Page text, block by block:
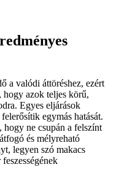
a valódi áttöréshez, ezért
azok teljes körű,
Egyes eljárások
egymás hatását.
hogy ne csupán a felszínt
és mélyreható
legyen szó makacs